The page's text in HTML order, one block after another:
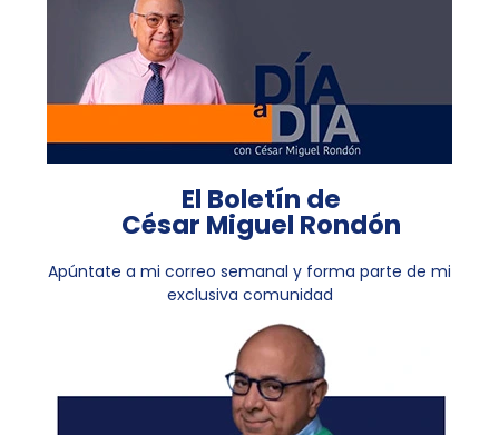
El Boletín de
César Miguel Rondón
Apúntate a mi correo semanal y forma parte de mi
exclusiva comunidad